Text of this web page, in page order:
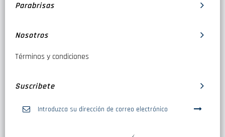
Parabrisas
Nosotros
Términos y condiciones
Suscribete